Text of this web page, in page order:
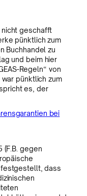
geschafft
pünktlich zum
Buchhandel zu
und beim hier
Regeln“ von
pünktlich zum
es, der
bei
(F.B. gegen
dass